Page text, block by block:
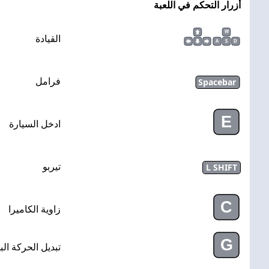
أزرار التحكم في اللعبة
W
A
S D القيادة
Spacebar فرامل
E ادخل السيارة
L SHIFT تيربو
C زاوية الكاميرا
G تبديل الحركة